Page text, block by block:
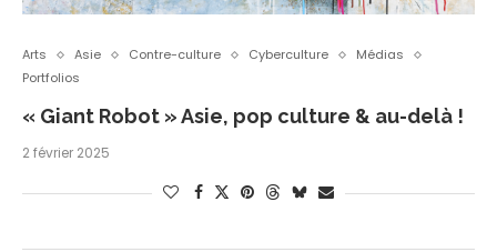
Arts Asie Contre-culture Cyberculture
Médias
Portfolios
« Giant Robot » Asie, pop culture & au-delà !
2 février 2025